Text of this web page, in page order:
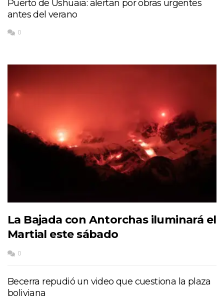
Puerto de Ushuaia: alertan por obras urgentes
antes del verano
0
La Bajada con Antorchas iluminará el
Martial este sábado
0
Becerra repudió un video que cuestiona la plaza
boliviana